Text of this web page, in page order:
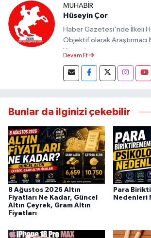
MUHABIR
Hüseyin Çor
Haber Gazetesi'nde İlkeli
Objektif olarak Araştırmacı
Yapmaktayım.
Devam Et
Bunlar da ilginizi çekebilir
8 Ağustos 2026 Altın
Fiyatları Ne Kadar, Güncel
Altın Çeyrek, Gram Altın
Fiyatları
Para
Nedenleri